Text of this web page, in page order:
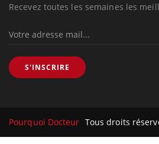
Recevez toutes les semaines les
S'INSCRIRE
Pourquoi Docteur Tous droits